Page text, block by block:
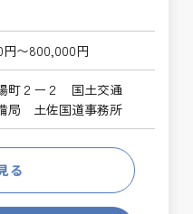
円〜800,000円
町２ー２ 国土交通
局 土佐国道事務所
る